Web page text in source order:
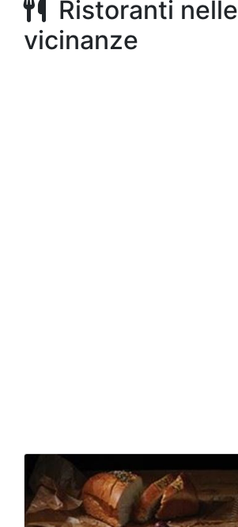
Ristoranti nelle
vicinanze